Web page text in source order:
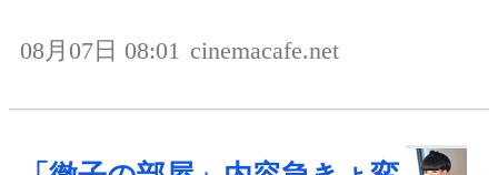
08月07日 08:01 cinemacafe.net